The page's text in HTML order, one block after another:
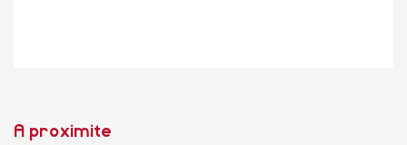
A proximite